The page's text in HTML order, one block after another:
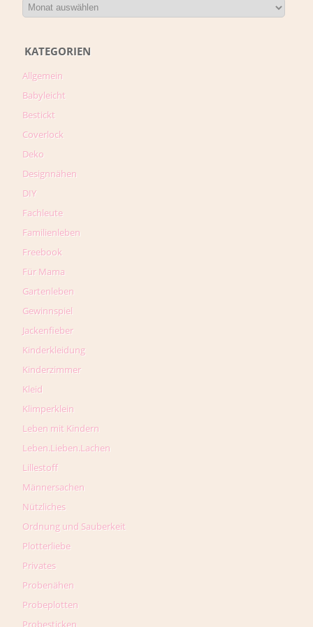
KATEGORIEN
Allgemein
Babyleicht
Bestickt
Coverlock
Deko
Designnähen
DIY
Fachleute
Familienleben
Freebook
Für Mama
Gartenleben
Gewinnspiel
Jackenfieber
Kinderkleidung
Kinderzimmer
Kleid
Klimperklein
Leben mit Kindern
Leben.Lieben.Lachen
Lillestoff
Männersachen
Nützliches
Ordnung und Sauberkeit
Plotterliebe
Privates
Probenähen
Probeplotten
Probesticken